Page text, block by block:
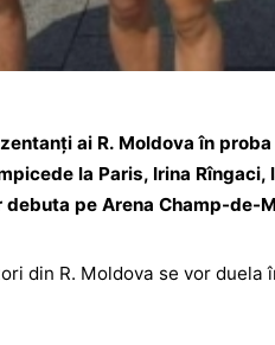
ai R. Moldova în
la Paris, Irina
debuta pe Arena Champ-de-
din R. Moldova se vor